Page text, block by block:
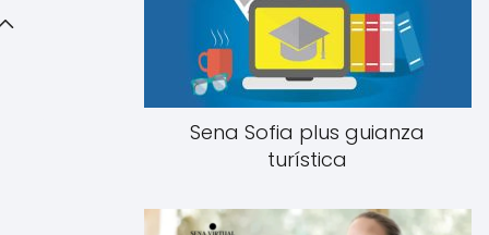
Sena Sofia plus guianza
turística